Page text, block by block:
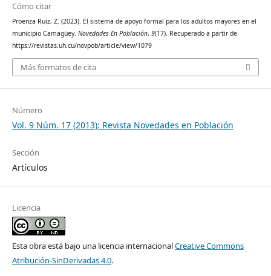
Cómo citar
Proenza Ruiz, Z. (2023). El sistema de apoyo formal para los adultos mayores en el
municipio Camagüey. Novedades En Población, 9(17). Recuperado a partir de
https://revistas.uh.cu/novpob/article/view/1079
Más formatos de cita
Número
Vol. 9 Núm. 17 (2013): Revista Novedades en Población
Sección
Artículos
Licencia
Esta obra está bajo una licencia internacionalCreative Commons
Atribución-SinDerivadas 4.0.